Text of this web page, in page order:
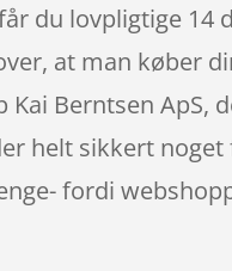
du lovpligtige 14
at man køber
Berntsen ApS,
helt sikkert
fordi